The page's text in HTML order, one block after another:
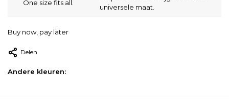
One size fits all.
universele maat.
Buy now, pay later
Delen
Andere kleuren: